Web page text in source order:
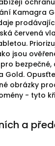
Kamagra
červená
jsou
bezpečné,
Gold.
obrázky
- tyto
a